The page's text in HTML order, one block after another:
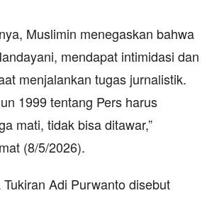
Muslimin menegaskan bahwa
mendapat intimidasi dan
menjalankan tugas jurnalistik.
1999 tentang Pers harus
mati, tidak bisa ditawar,”
(8/5/2026).
Adi Purwanto disebut